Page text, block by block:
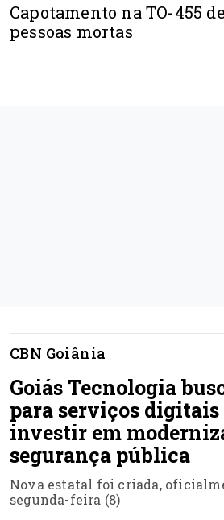
Capotamento na TO-455
pessoas mortas
CBN Goiânia
Goiás Tecnologia
para serviços digitais
investir em
segurança pública
Nova estatal foi criada,
segunda-feira (8)